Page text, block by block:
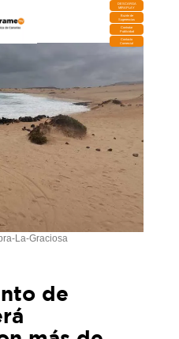
DESCARGA
MIRAPLAY
Buzón de
Sugerencias
Contratar
Publicidad
Contacto
Comercial
La-Graciosa
de